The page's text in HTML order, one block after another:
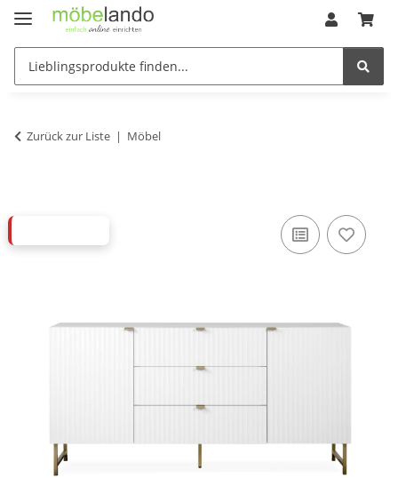
Zurück zur Liste Möbel